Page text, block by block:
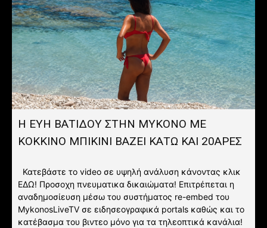
Η ΕΥΗ ΒΑΤΙΔΟΥ ΣΤΗΝ ΜΥΚΟΝΟ ΜΕ
ΚΟΚΚΙΝΟ ΜΠΙΚΙΝΙ ΒΑΖΕΙ ΚΑΤΩ ΚΑΙ 20ΑΡΕΣ
Κατεβάστε το video σε υψηλή ανάλυση κάνοντας κλικ
ΕΔΩ! Προσοχη πνευματικα δικαιώματα! Επιτρέπεται η
αναδημοσίευση μέσω του συστήματος re-embed του
MykonosLiveTV σε ειδησεογραφικά portals καθώς και το
κατέβασμα του βιντεο μόνο για τα τηλεοπτικά κανάλια!